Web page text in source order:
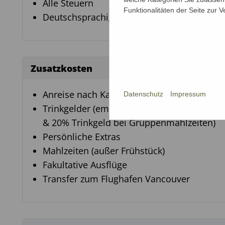
Alle Steuern
Deutschsprachige Reiseleitung
Zusatzkosten
Anreise nach Kanada
Trinkgelder (empfohlen: CAD 15,-/Tag/
& 20% Trinkgeld bei Gruppenmahlzeiten)
Persönliche Extras
Mahlzeiten (außer Frühstück)
Fakultative Ausflüge
Transfer zum Flughafen Vancouver
Funktionalitäten der Seite zur
Datenschutz Impressum